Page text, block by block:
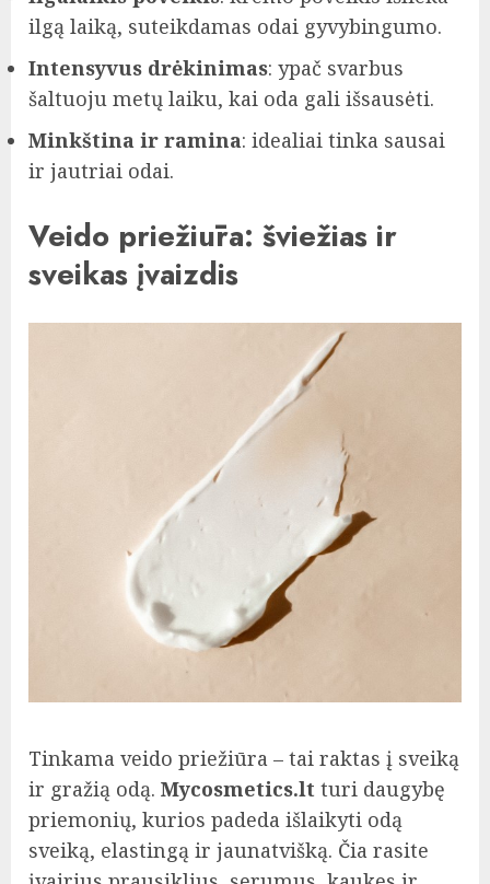
ilgą laiką, suteikdamas odai gyvybingumo.
Intensyvus drėkinimas: ypač svarbus
šaltuoju metų laiku, kai oda gali išsausėti.
Minkština ir ramina: idealiai tinka sausai
ir jautriai odai.
Veido priežiūra: šviežias ir
sveikas įvaizdis
Tinkama veido priežiūra – tai raktas į sveiką
ir gražią odą. Mycosmetics.lt turi daugybę
priemonių, kurios padeda išlaikyti odą
sveiką, elastingą ir jaunatvišką. Čia rasite